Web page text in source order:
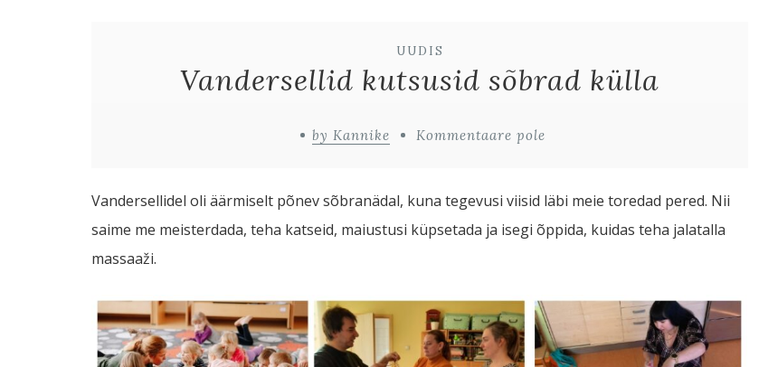
UUDIS
Vandersellid kutsusid sõbrad külla
by Kannike Kommentaare pole
Vandersellidel oli äärmiselt põnev sõbranädal, kuna tegevusi viisid läbi meie toredad pered. Nii
saime me meisterdada, teha katseid, maiustusi küpsetada ja isegi õppida, kuidas teha jalatalla
massaaži.